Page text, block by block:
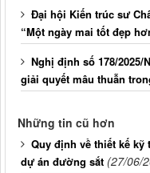
Đại hội Kiến trúc sư
“Một ngày mai tốt đẹp
Nghị định số 178/2025/
giải quyết mâu thuẫn
Những tin cũ hơn
Quy định về thiết kế kỹ
dự án đường sắt (27/06/